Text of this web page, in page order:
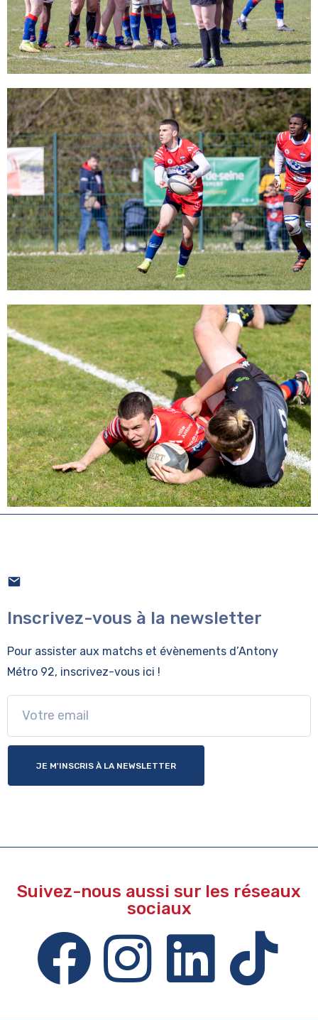
Inscrivez-vous à la newsletter
Pour assister aux matchs et évènements d’Antony
Métro 92, inscrivez-vous ici !
JE M'INSCRIS À LA NEWSLETTER
Suivez-nous aussi sur les réseaux
sociaux